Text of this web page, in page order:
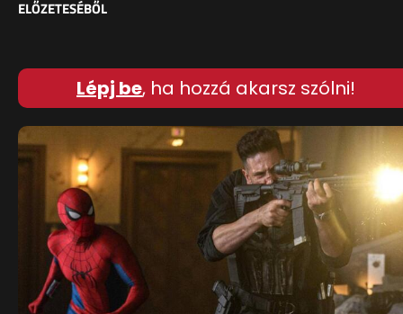
ELŐZETESÉBŐL
Lépj be, ha hozzá akarsz szólni!